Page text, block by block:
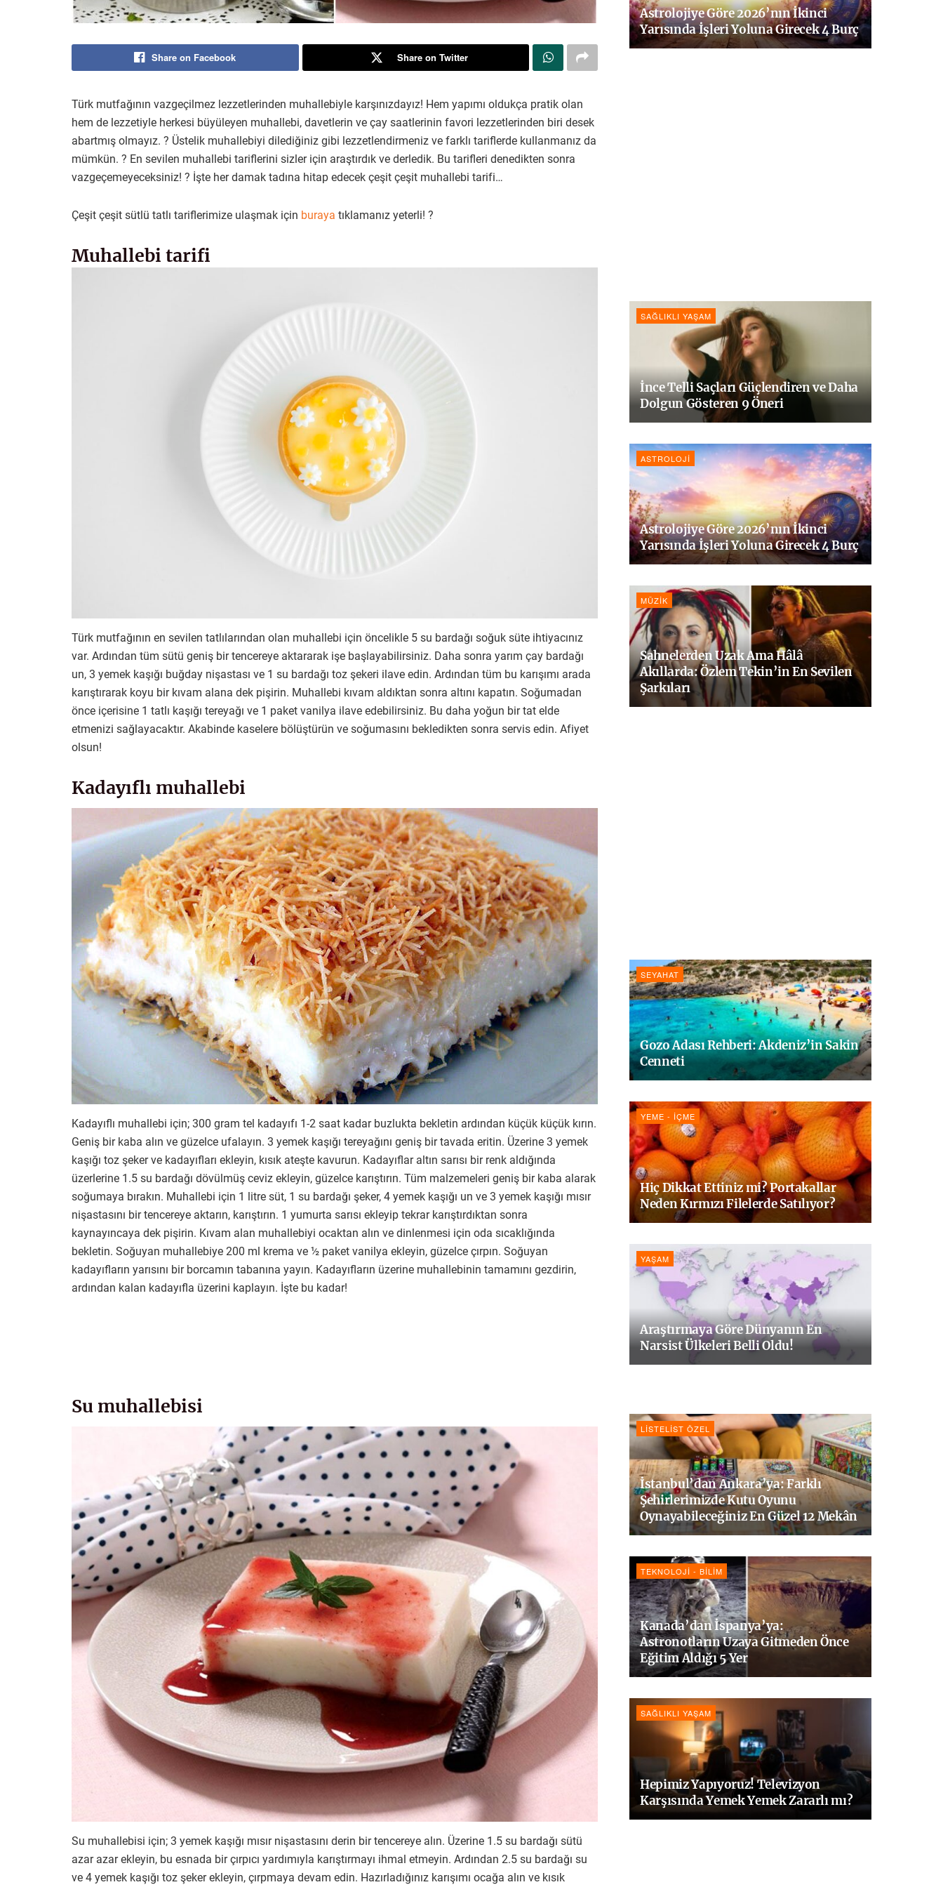
Share on Facebook Share on Twitter
Türk mutfağının vazgeçilmez lezzetlerinden muhallebiyle karşınızdayız! Hem yapımı oldukça pratik olan
hem de lezzetiyle herkesi büyüleyen muhallebi, davetlerin ve çay saatlerinin favori lezzetlerinden biri desek
abartmış olmayız. ? Üstelik muhallebiyi dilediğiniz gibi lezzetlendirmeniz ve farklı tariflerde kullanmanız da
mümkün. ? En sevilen muhallebi tariflerini sizler için araştırdık ve derledik. Bu tarifleri denedikten sonra
vazgeçemeyeceksiniz! ? İşte her damak tadına hitap edecek çeşit çeşit muhallebi tarifi…
Çeşit çeşit sütlü tatlı tariflerimize ulaşmak için buraya tıklamanız yeterli! ?
Muhallebi tarifi
Türk mutfağının en sevilen tatlılarından olan muhallebi için öncelikle 5 su bardağı soğuk süte ihtiyacınız
var. Ardından tüm sütü geniş bir tencereye aktararak işe başlayabilirsiniz. Daha sonra yarım çay bardağı
un, 3 yemek kaşığı buğday nişastası ve 1 su bardağı toz şekeri ilave edin. Ardından tüm bu karışımı arada
karıştırarak koyu bir kıvam alana dek pişirin. Muhallebi kıvam aldıktan sonra altını kapatın. Soğumadan
önce içerisine 1 tatlı kaşığı tereyağı ve 1 paket vanilya ilave edebilirsiniz. Bu daha yoğun bir tat elde
etmenizi sağlayacaktır. Akabinde kaselere bölüştürün ve soğumasını bekledikten sonra servis edin. Afiyet
olsun!
Kadayıflı muhallebi
Kadayıflı muhallebi için; 300 gram tel kadayıfı 1-2 saat kadar buzlukta bekletin ardından küçük küçük kırın.
Geniş bir kaba alın ve güzelce ufalayın. 3 yemek kaşığı tereyağını geniş bir tavada eritin. Üzerine 3 yemek
kaşığı toz şeker ve kadayıfları ekleyin, kısık ateşte kavurun. Kadayıflar altın sarısı bir renk aldığında
üzerlerine 1.5 su bardağı dövülmüş ceviz ekleyin, güzelce karıştırın. Tüm malzemeleri geniş bir kaba alarak
soğumaya bırakın. Muhallebi için 1 litre süt, 1 su bardağı şeker, 4 yemek kaşığı un ve 3 yemek kaşığı mısır
nişastasını bir tencereye aktarın, karıştırın. 1 yumurta sarısı ekleyip tekrar karıştırdıktan sonra
kaynayıncaya dek pişirin. Kıvam alan muhallebiyi ocaktan alın ve dinlenmesi için oda sıcaklığında
bekletin. Soğuyan muhallebiye 200 ml krema ve ½ paket vanilya ekleyin, güzelce çırpın. Soğuyan
kadayıfların yarısını bir borcamın tabanına yayın. Kadayıfların üzerine muhallebinin tamamını gezdirin,
ardından kalan kadayıfla üzerini kaplayın. İşte bu kadar!
Su muhallebisi
Su muhallebisi için; 3 yemek kaşığı mısır nişastasını derin bir tencereye alın. Üzerine 1.5 su bardağı sütü
azar azar ekleyin, bu esnada bir çırpıcı yardımıyla karıştırmayı ihmal etmeyin. Ardından 2.5 su bardağı su
ve 4 yemek kaşığı toz şeker ekleyin, çırpmaya devam edin. Hazırladığınız karışımı ocağa alın ve kısık
Astrolojiye Göre 2026’nın İkinci
Yarısında İşleri Yoluna Girecek 4 Burç
SAĞLIKLI YAŞAM
İnce Telli Saçları Güçlendiren ve Daha
Dolgun Gösteren 9 Öneri
ASTROLOJI
Astrolojiye Göre 2026’nın İkinci
Yarısında İşleri Yoluna Girecek 4 Burç
MÜZIK
Sahnelerden Uzak Ama Hâlâ
Akıllarda: Özlem Tekin’in En Sevilen
Şarkıları
SEYAHAT
Gozo Adası Rehberi: Akdeniz’in Sakin
Cenneti
YEME - İÇME
Hiç Dikkat Ettiniz mi? Portakallar
Neden Kırmızı Filelerde Satılıyor?
YAŞAM
Araştırmaya Göre Dünyanın En
Narsist Ülkeleri Belli Oldu!
LISTELIST ÖZEL
İstanbul’dan Ankara’ya: Farklı
Şehirlerimizde Kutu Oyunu
Oynayabileceğiniz En Güzel 12 Mekân
TEKNOLOJI - BILIM
Kanada’dan İspanya’ya:
Astronotların Uzaya Gitmeden Önce
Eğitim Aldığı 5 Yer
SAĞLIKLI YAŞAM
Hepimiz Yapıyoruz! Televizyon
Karşısında Yemek Yemek Zararlı mı?